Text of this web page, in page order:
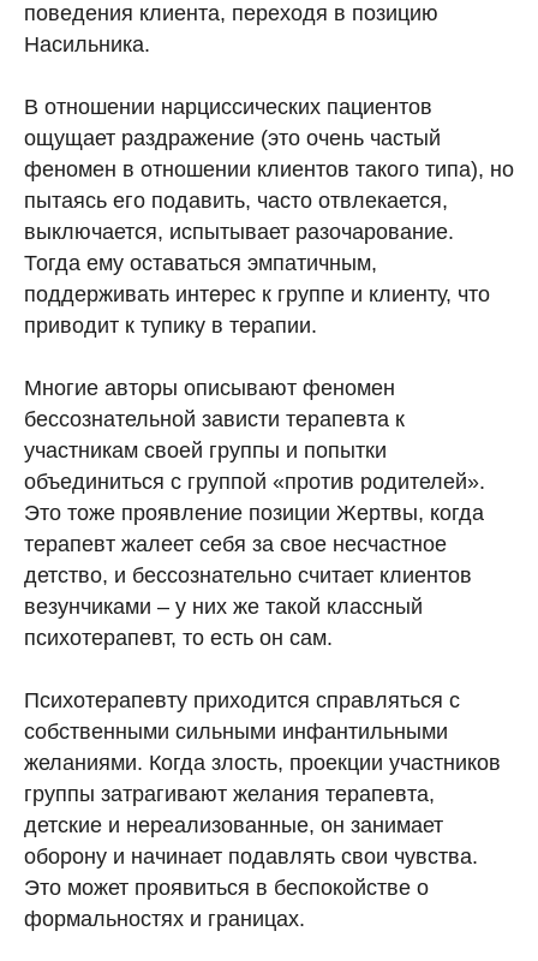
поведения клиента, переходя в позицию
Насильника.
В отношении нарциссических пациентов
ощущает раздражение (это очень частый
феномен в отношении клиентов такого типа), но
пытаясь его подавить, часто отвлекается,
выключается, испытывает разочарование.
Тогда ему оставаться эмпатичным,
поддерживать интерес к группе и клиенту, что
приводит к тупику в терапии.
Многие авторы описывают феномен
бессознательной зависти терапевта к
участникам своей группы и попытки
объединиться с группой «против родителей».
Это тоже проявление позиции Жертвы, когда
терапевт жалеет себя за свое несчастное
детство, и бессознательно считает клиентов
везунчиками – у них же такой классный
психотерапевт, то есть он сам.
Психотерапевту приходится справляться с
собственными сильными инфантильными
желаниями. Когда злость, проекции участников
группы затрагивают желания терапевта,
детские и нереализованные, он занимает
оборону и начинает подавлять свои чувства.
Это может проявиться в беспокойстве о
формальностях и границах.